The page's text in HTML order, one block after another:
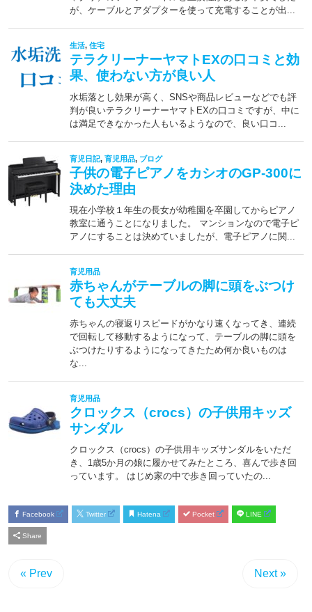
Facebook Twitter Hatena Pocket LINE
Share
« Prev Next »